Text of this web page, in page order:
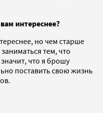
интереснее?
но чем старше
тем, что
что я брошу
поставить свою жизнь